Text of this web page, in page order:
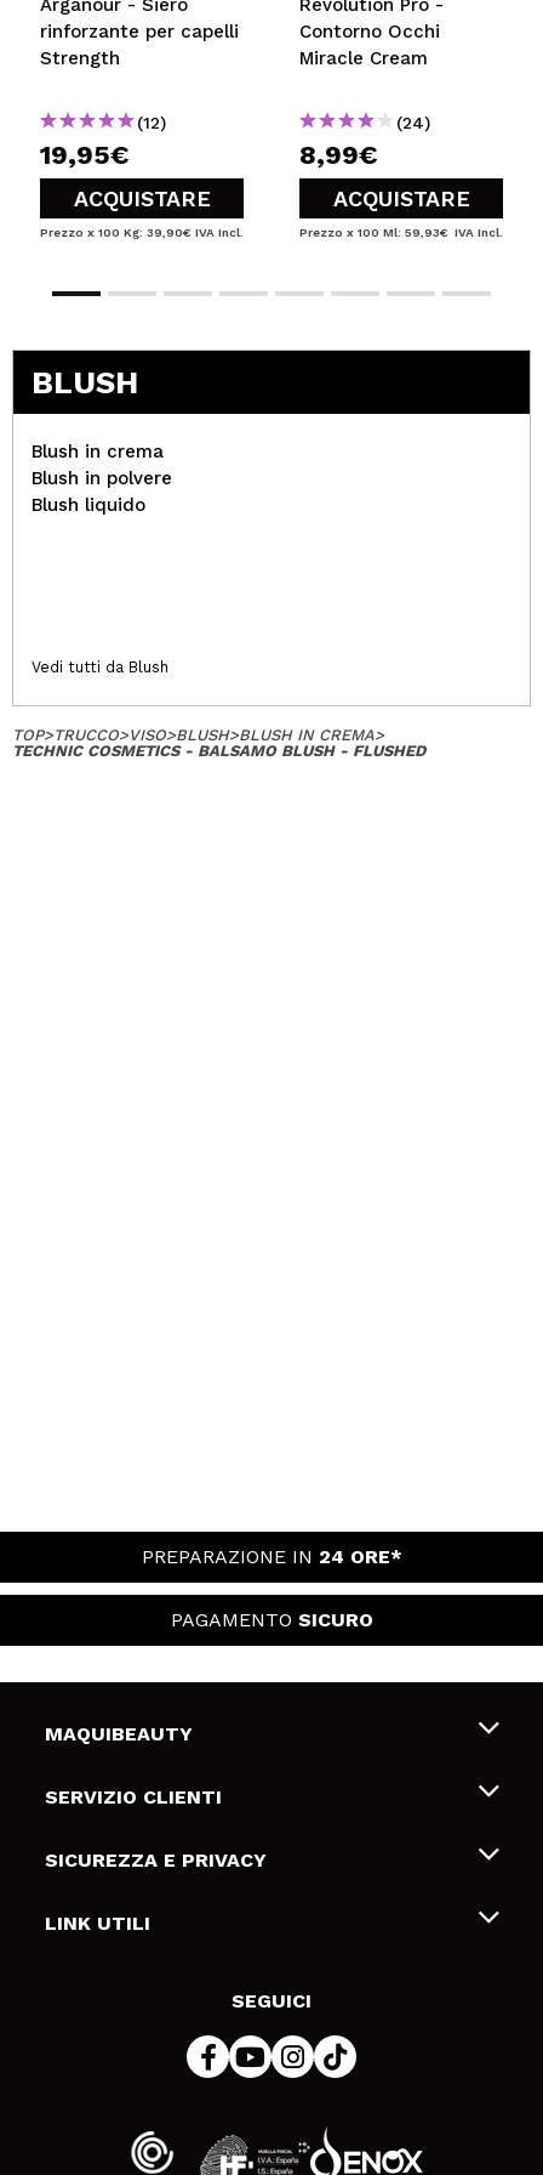
Arganour - Siero
rinforzante per capelli
Strength
(12)
19,95€
ACQUISTARE
Prezzo x 100 Kg: 39,90€ IVA Incl.
Revolution Pro -
Contorno Occhi
Miracle Cream
(24)
8,99€
ACQUISTARE
Prezzo x 100 Ml: 59,93€ IVA Incl.
BLUSH
Blush in crema
Blush in polvere
Blush liquido
Vedi tutti da Blush
TOP>TRUCCO>VISO>BLUSH>BLUSH IN CREMA>
TECHNIC COSMETICS - BALSAMO BLUSH - FLUSHED
PREPARAZIONE IN 24 ORE*
PAGAMENTO SICURO
MAQUIBEAUTY
Chi siamo
Gift Cards
SERVIZIO CLIENTI
Spedizioni & Resi
Metodi di pagamamento
SICUREZZA E PRIVACY
Termini e condizioni
LINK UTILI
SEGUICI